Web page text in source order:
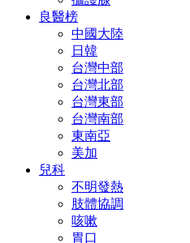
良醫榜
中國大陸
日韓
台灣中部
台灣北部
台灣東部
台灣南部
東南亞
美加
兒科
不明發熱
肢體協調
咳嗽
胃口